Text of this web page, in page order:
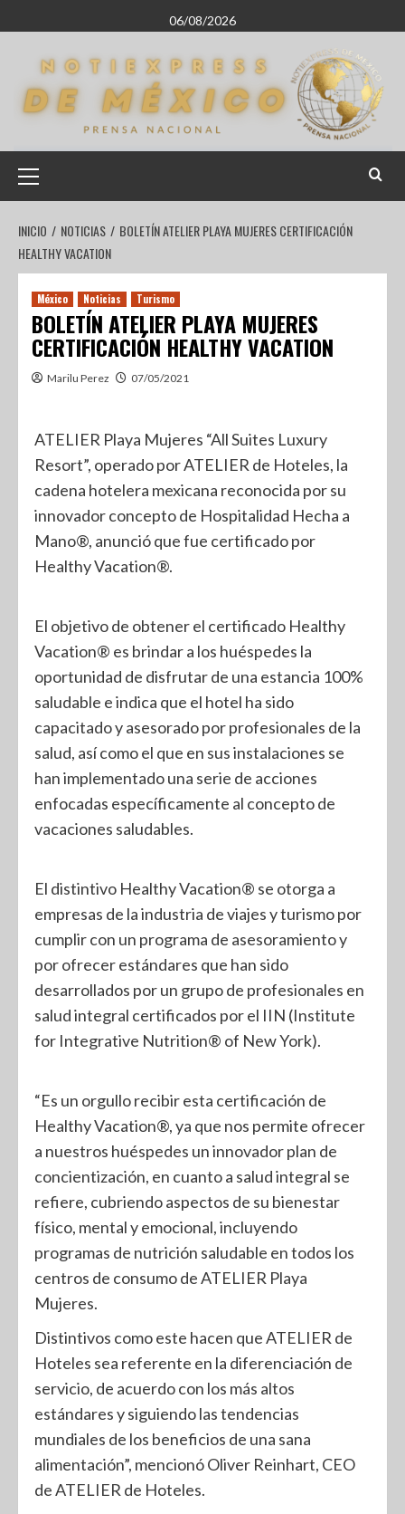
06/08/2026
INICIO NOTICIAS
BOLETÍN ATELIER PLAYA MUJERES CERTIFICACIÓN
HEALTHY VACATION
México Noticias Turismo
BOLETÍN ATELIER PLAYA MUJERES
CERTIFICACIÓN HEALTHY VACATION
Marilu Perez 07/05/2021
ATELIER Playa Mujeres “All Suites Luxury
Resort”, operado por ATELIER de Hoteles, la
cadena hotelera mexicana reconocida por su
innovador concepto de Hospitalidad Hecha a
Mano®, anunció que fue certificado por
Healthy Vacation®.
El objetivo de obtener el certificado Healthy
Vacation® es brindar a los huéspedes la
oportunidad de disfrutar de una estancia 100%
saludable e indica que el hotel ha sido
capacitado y asesorado por profesionales de la
salud, así como el que en sus instalaciones se
han implementado una serie de acciones
enfocadas específicamente al concepto de
vacaciones saludables.
El distintivo Healthy Vacation® se otorga a
empresas de la industria de viajes y turismo por
cumplir con un programa de asesoramiento y
por ofrecer estándares que han sido
desarrollados por un grupo de profesionales en
salud integral certificados por el IIN (Institute
for Integrative Nutrition® of New York).
“Es un orgullo recibir esta certificación de
Healthy Vacation®, ya que nos permite ofrecer
a nuestros huéspedes un innovador plan de
concientización, en cuanto a salud integral se
refiere, cubriendo aspectos de su bienestar
físico, mental y emocional, incluyendo
programas de nutrición saludable en todos los
centros de consumo de ATELIER Playa
Mujeres.
Distintivos como este hacen que ATELIER de
Hoteles sea referente en la diferenciación de
servicio, de acuerdo con los más altos
estándares y siguiendo las tendencias
mundiales de los beneficios de una sana
alimentación”, mencionó Oliver Reinhart, CEO
de ATELIER de Hoteles.